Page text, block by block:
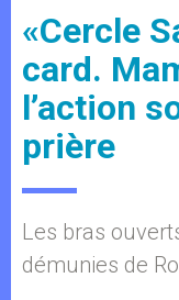
«Cercle
card.
l’action
prière
Les bras
démunies de